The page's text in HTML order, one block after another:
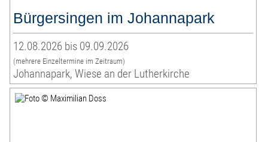
Bürgersingen im Johannapark
12.08.2026 bis 09.09.2026
(mehrere Einzeltermine im Zeitraum)
Johannapark, Wiese an der Lutherkirche